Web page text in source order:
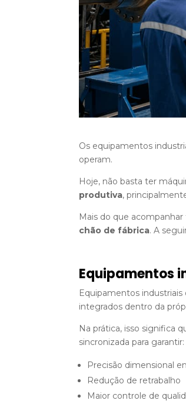
Os equipamentos
operam.
Hoje, não basta ter
produtiva,
Mais do que
chão de fábrica. A
Equipamentos
Equipamentos industriais
integrados dentro da
Na prática, isso significa
sincronizada para garantir:
Precisão dimensional
Redução de retrabalho
Maior controle de